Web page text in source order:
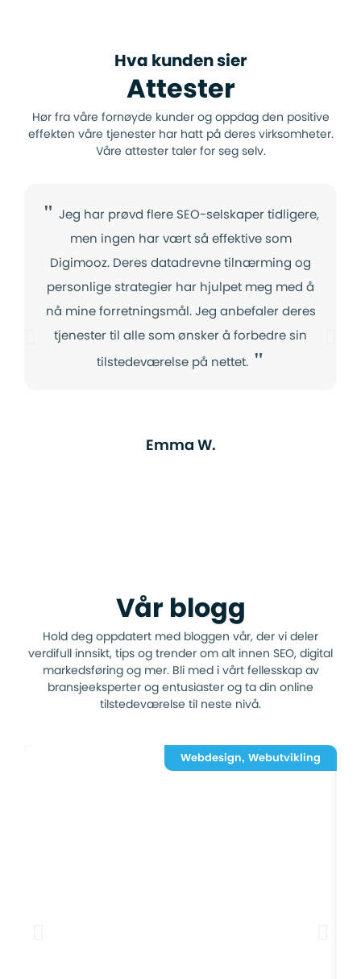
" Jeg har prøvd flere SEO-selskaper tidligere,
men ingen har vært så effektive som
Digimooz. Deres datadrevne tilnærming og
personlige strategier har hjulpet meg med å
nå mine forretningsmål. Jeg anbefaler deres
tjenester til alle som ønsker å forbedre sin
tilstedeværelse på nettet. "
Emma W.
Hva kunden sier
Attester
Hør fra våre fornøyde kunder og oppdag den positive
effekten våre tjenester har hatt på deres virksomheter.
Våre attester taler for seg selv.
Vår blogg
Hold deg oppdatert med bloggen vår, der vi deler
verdifull innsikt, tips og trender om alt innen SEO, digital
markedsføring og mer. Bli med i vårt fellesskap av
bransjeeksperter og entusiaster og ta din online
tilstedeværelse til neste nivå.
Webdesign, Webutvikling